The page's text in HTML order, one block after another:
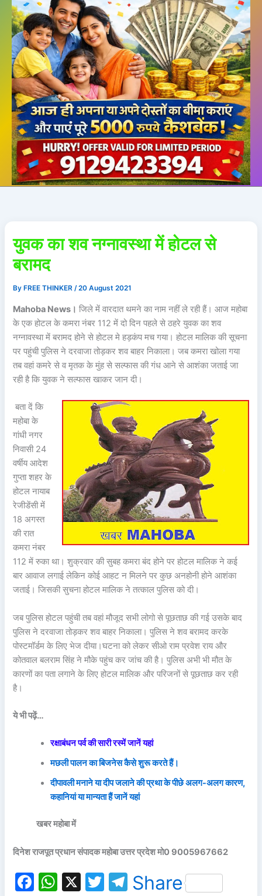
युवक का शव नग्नावस्था में होटल से
बरामद
By FREE THINKER/20 August 2021
Mahoba News। जिले में वारदात थमने का नाम नहीं ले रही हैं। आज महोबा
के एक होटल के कमरा नंबर 112 में दो दिन पहले से ठहरे युवक का शव
नग्नावस्था में बरामद होने से होटल मे हड़कंप मच गया। होटल मालिक की सूचना
पर पहुंची पुलिस ने दरवाजा तोड़कर शव बाहर निकाला। जब कमरा खोला गया
तब वहां कमरे से व मृतक के मुंह से सल्फास की गंध आने से आशंका जताई जा
रही है कि युवक ने सल्फास खाकर जान दी।
बता दें कि
महोबा के
गांधी नगर
निवासी 24
वर्षीय आदेश
गुप्ता शहर के
होटल नायाब
रेजीडेंसी में
18 अगस्त
की रात
कमरा नंबर
112 में रुका था। शुक्रवार की सुबह कमरा बंद होने पर होटल मालिक ने कई
बार आवाज लगाई लेकिन कोई आहट न मिलने पर कुछ अनहोनी होने आशंका
जताई। जिसकी सुचना होटल मालिक ने तत्काल पुलिस को दी।
जब पुलिस होटल पहुंची तब वहां मौजूद सभी लोगो से पूछताछ की गई उसके बाद
पुलिस ने दरवाजा तोड़कर शव बाहर निकाला। पुलिस ने शव बरामद करके
पोस्टमॉर्डम के लिए भेज दीया।घटना को लेकर सीओ राम प्रवेश राय और
कोतवाल बलराम सिंह ने मौके पहुंच कर जांच की है। पुलिस अभी भी मौत के
कारणों का पता लगाने के लिए होटल मालिक और परिजनों से पूछताछ कर रही
है।
ये भी पढ़ें…
रक्षाबंधन पर्व की सारी रस्में जानें यहां
मछली पालन का बिजनेस कैसे शुरू करते हैं।
दीपावली मनाने या दीप जलाने की प्रथा के पीछे अलग-अलग कारण,
कहानियां या मान्यता हैं जानें यहां
खबर महोबा में
दिनेश राजपूत प्रधान संपादक महोबा उत्तर प्रदेश मो0 9005967662
F
W X
T
T
Share